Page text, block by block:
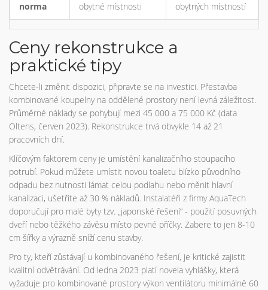
norma
obytné místnosti
obytných místností
Ceny rekonstrukce a
praktické tipy
Chcete-li změnit dispozici, připravte se na investici. Přestavba
kombinované koupelny na oddělené prostory není levná záležitost.
Průměrné náklady se pohybují mezi 45 000 a 75 000 Kč (data
Oltens, červen 2023). Rekonstrukce trvá obvykle 14 až 21
pracovních dní.
Klíčovým faktorem ceny je umístění kanalizačního stoupacího
potrubí. Pokud můžete umístit novou toaletu blízko původního
odpadu bez nutnosti lámat celou podlahu nebo měnit hlavní
kanalizaci, ušetříte až 30 % nákladů. Instalatéři z firmy AquaTech
doporučují pro malé byty tzv. „japonské řešení“ - použití posuvných
dveří nebo těžkého závěsu místo pevné příčky. Zabere to jen 8-10
cm šířky a výrazně sníží cenu stavby.
Pro ty, kteří zůstávají u kombinovaného řešení, je kritické zajistit
kvalitní odvětrávání. Od ledna 2023 platí novela vyhlášky, která
vyžaduje pro kombinované prostory výkon ventilátoru minimálně 60